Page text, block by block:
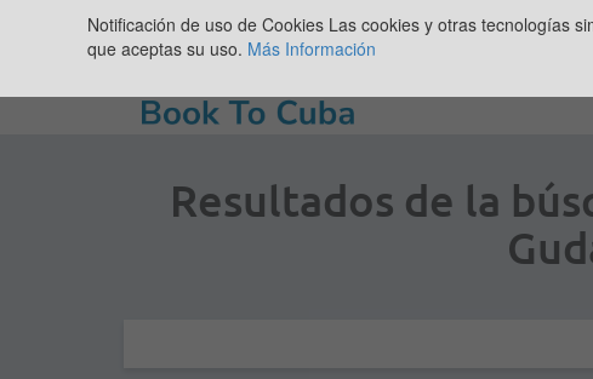
Resultados de la
Notificación de uso de Cookies Las cookies y otras tecnologías
que aceptas su uso. Más Información